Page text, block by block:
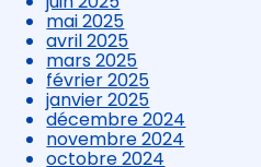
mai 2025
avril 2025
mars 2025
février 2025
janvier 2025
décembre 2024
novembre 2024
octobre 2024